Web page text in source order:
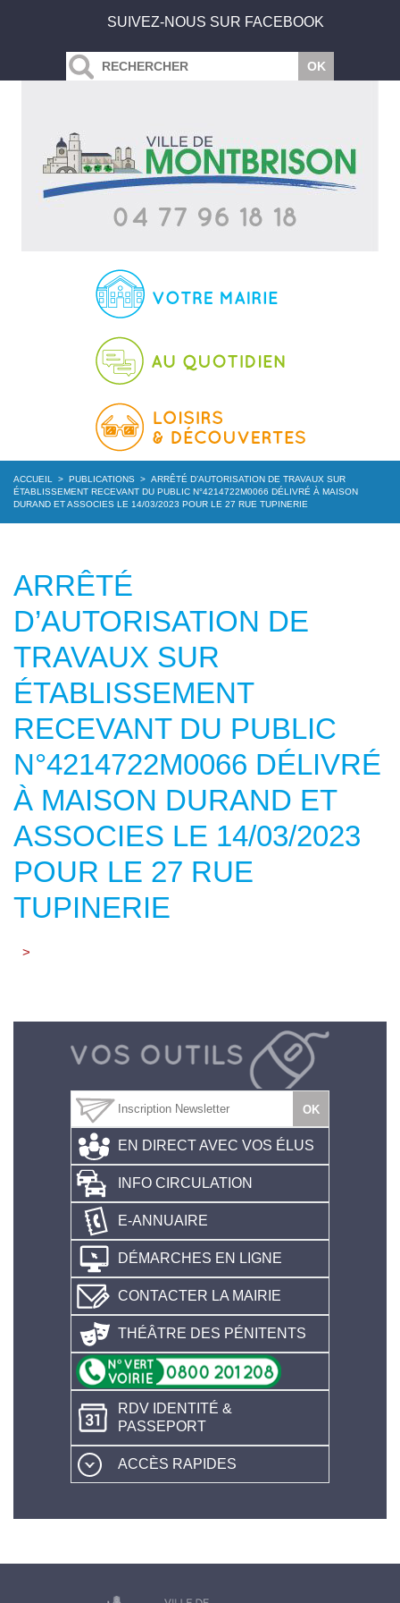
SUIVEZ-NOUS SUR FACEBOOK
ACCUEIL > PUBLICATIONS > ARRÊTÉ D’AUTORISATION DE TRAVAUX SUR
ÉTABLISSEMENT RECEVANT DU PUBLIC N°4214722M0066 DÉLIVRÉ À MAISON
DURAND ET ASSOCIES LE 14/03/2023 POUR LE 27 RUE TUPINERIE
ARRÊTÉ
D’AUTORISATION DE
TRAVAUX SUR
ÉTABLISSEMENT
RECEVANT DU PUBLIC
N°4214722M0066 DÉLIVRÉ
À MAISON DURAND ET
ASSOCIES LE 14/03/2023
POUR LE 27 RUE
TUPINERIE
>
EN DIRECT AVEC VOS ÉLUS
INFO CIRCULATION
E-ANNUAIRE
DÉMARCHES EN LIGNE
CONTACTER LA MAIRIE
THÉÂTRE DES PÉNITENTS
RDV IDENTITÉ &
PASSEPORT
ACCÈS RAPIDES